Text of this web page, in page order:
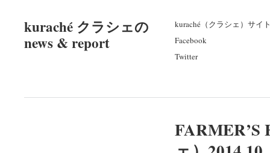
kuraché クラシェの
news & report
kuraché（クラシェ）サイ
Facebook
Twitter
FARMER’S